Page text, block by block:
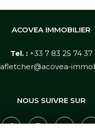
ACOVEA IMMOBILIER
Tel. : +33 7 83 25 74 37
afletcher@acovea-
NOUS SUIVRE SUR